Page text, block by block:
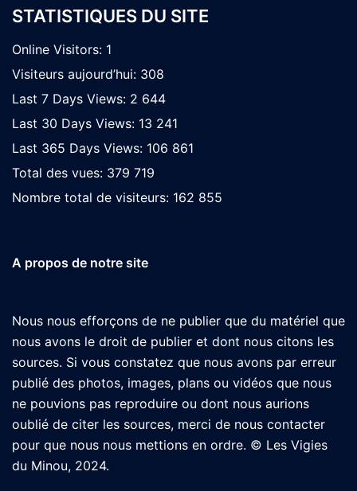
STATISTIQUES DU SITE
Online Visitors: 1
Visiteurs aujourd’hui: 308
Last 7 Days Views: 2 644
Last 30 Days Views: 13 241
Last 365 Days Views: 106 861
Total des vues: 379 719
Nombre total de visiteurs: 162 855
A propos de notre site
Nous nous efforçons de ne publier que du matériel que
nous avons le droit de publier et dont nous citons les
sources. Si vous constatez que nous avons par erreur
publié des photos, images, plans ou vidéos que nous
ne pouvions pas reproduire ou dont nous aurions
oublié de citer les sources, merci de nous contacter
pour que nous nous mettions en ordre. © Les Vigies
du Minou, 2024.